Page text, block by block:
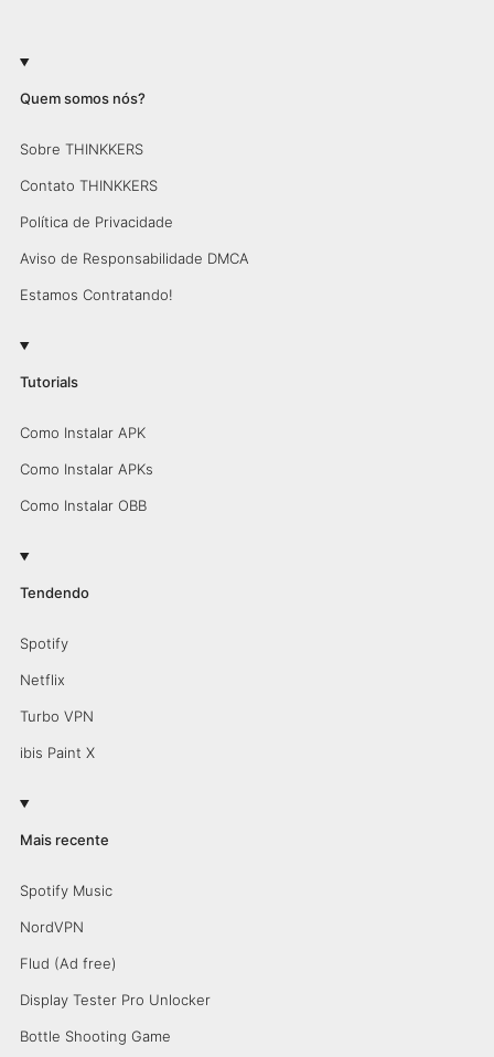
Quem somos nós?
Sobre THINKKERS
Contato THINKKERS
Política de Privacidade
Aviso de Responsabilidade DMCA
Estamos Contratando!
Tutorials
Como Instalar APK
Como Instalar APKs
Como Instalar OBB
Tendendo
Spotify
Netflix
Turbo VPN
ibis Paint X
Mais recente
Spotify Music
NordVPN
Flud (Ad free)
Display Tester Pro Unlocker
Bottle Shooting Game